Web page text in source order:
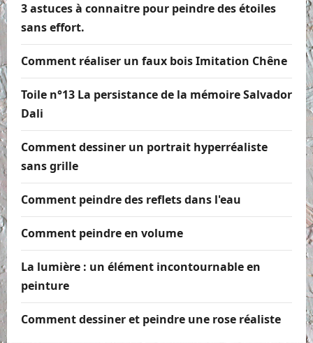
3 astuces à connaitre pour peindre des étoiles
sans effort.
Comment réaliser un faux bois Imitation Chêne
Toile n°13 La persistance de la mémoire Salvador
Dali
Comment dessiner un portrait hyperréaliste
sans grille
Comment peindre des reflets dans l'eau
Comment peindre en volume
La lumière : un élément incontournable en
peinture
Comment dessiner et peindre une rose réaliste